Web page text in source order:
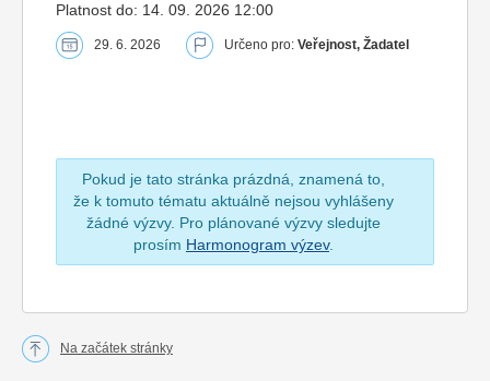
Platnost do: 14. 09. 2026 12:00
29. 6. 2026 Určeno pro: Veřejnost, Žadatel
Pokud je tato stránka prázdná, znamená to,
že k tomuto tématu aktuálně nejsou vyhlášeny
žádné výzvy. Pro plánované výzvy sledujte
prosím Harmonogram výzev.
Na začátek stránky